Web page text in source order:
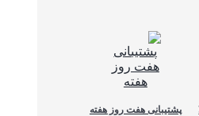
پشتیبانی هفت روز هفته